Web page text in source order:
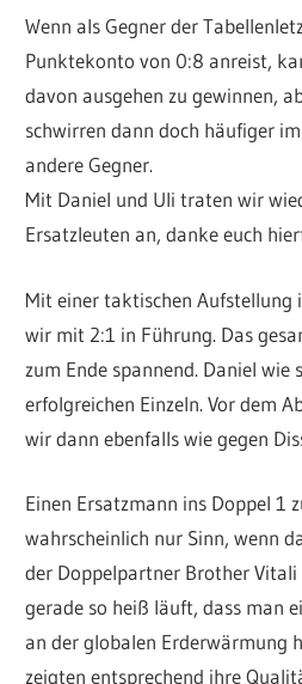
Wenn als Gegner der
Punktekonto von 0:8 anreist,
davon ausgehen zu gewinnen,
schwirren dann doch häufiger
andere Gegner.
Mit Daniel und Uli traten wir
Ersatzleuten an, danke euch
Mit einer taktischen Aufstellung
wir mit 2:1 in Führung. Das
zum Ende spannend. Daniel wie
erfolgreichen Einzeln. Vor dem
wir dann ebenfalls wie gegen
Einen Ersatzmann ins Doppel 1
wahrscheinlich nur Sinn, wenn
der Doppelpartner Brother
gerade so heiß läuft, dass man
an der globalen Erderwärmung
zeigten entsprechend ihre